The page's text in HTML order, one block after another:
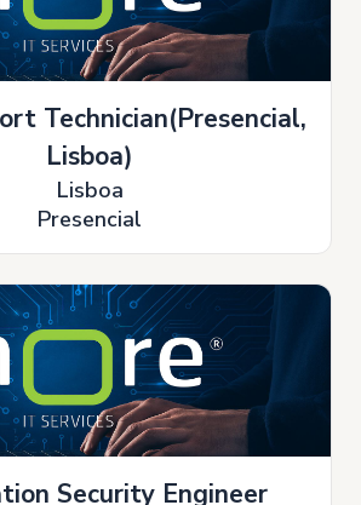
Technician(Presencial,
Lisboa)
Lisboa
Presencial
Security Engineer